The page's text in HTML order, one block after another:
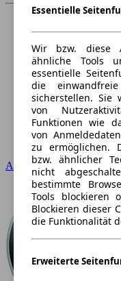
Audi
Essentielle
Wir bzw. diese
ähnliche Tools
essentielle
die
sicherstellen. Sie
von
Funktionen wie
von
zu ermöglichen.
bzw. ähnlicher
nicht
bestimmte
Tools blockieren
Blockieren dieser
die Funktionalität
Erweiterte